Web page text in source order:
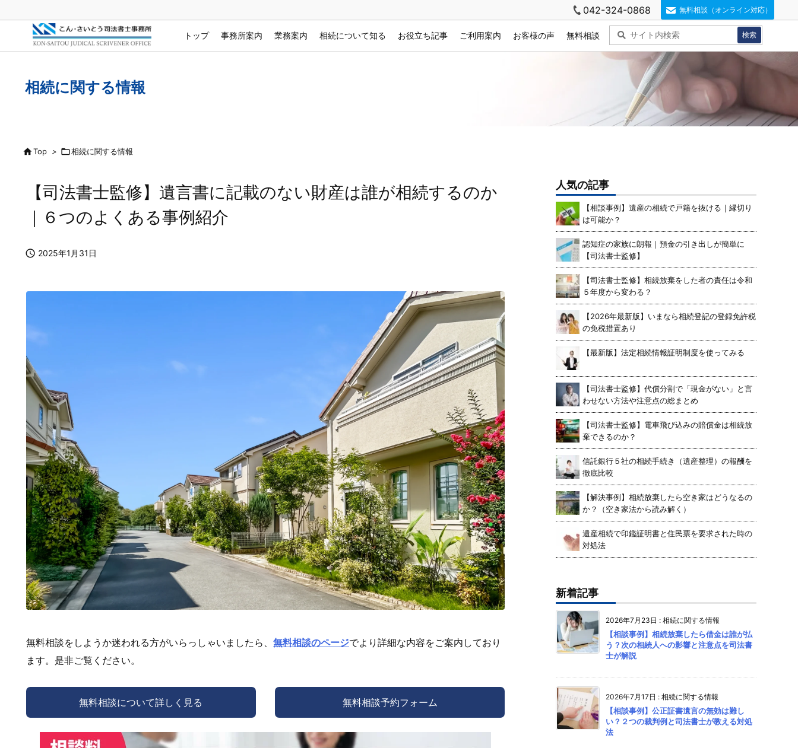
トップ 事務所案内 業務案内 相続について知る お役立ち記事 ご利用案内 お客様の声 無料相談
042-324-0868 無料相談（オンライン対応）
相続に関する情報
Top > 相続に関する情報
【司法書士監修】遺言書に記載のない財産は誰が相続するのか
｜６つのよくある事例紹介
 2025年1月31日
無料相談をしようか迷われる方がいらっしゃいましたら、 無料相談のページでより詳細な内容をご案内しており
ます。是非ご覧ください。
無料相談について詳しく見る 無料相談予約フォーム
人気の記事
【相談事例】遺産の相続で戸籍を抜ける｜縁切り
は可能か？
認知症の家族に朗報｜預金の引き出しが簡単に
【司法書士監修】
【司法書士監修】相続放棄をした者の責任は令和
５年度から変わる？
【2026年最新版】いまなら相続登記の登録免許税
の免税措置あり
【最新版】法定相続情報証明制度を使ってみる
【司法書士監修】代償分割で「現金がない」と言
わせない方法や注意点の総まとめ
【司法書士監修】電車飛び込みの賠償金は相続放
棄できるのか？
信託銀行５社の相続手続き（遺産整理）の報酬を
徹底比較
【解決事例】相続放棄したら空き家はどうなるの
か？（空き家法から読み解く）
遺産相続で印鑑証明書と住民票を要求された時の
対処法
新着記事
2026年7月23日 : 相続に関する情報
【相談事例】相続放棄したら借金は誰が払
う？次の相続人への影響と注意点を司法書
士が解説
2026年7月17日 : 相続に関する情報
【相談事例】公正証書遺言の無効は難し
い？２つの裁判例と司法書士が教える対処
法